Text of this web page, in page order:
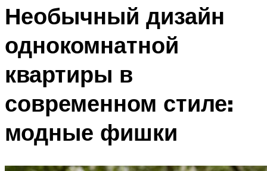
Необычный дизайн
однокомнатной
квартиры в
современном стиле:
модные фишки